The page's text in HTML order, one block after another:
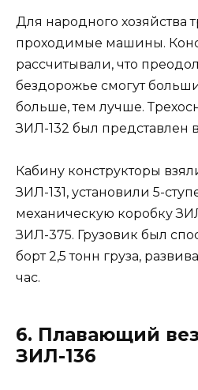
Для народного хозяйства
проходимые машины.
рассчитывали, что
бездорожье смогут
больше, тем лучше.
ЗИЛ-132 был представлен в
Кабину конструкторы
ЗИЛ-131, установили 5-
механическую коробку
ЗИЛ-375. Грузовик был
борт 2,5 тонн груза,
час.
6. Плавающий
ЗИЛ-136